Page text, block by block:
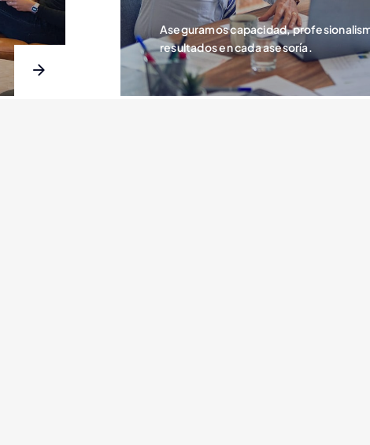
Aseguramos capacidad,
resultados en cada asesoría.